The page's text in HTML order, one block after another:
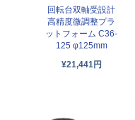
回転台双軸受設計
高精度微調整プラ
ットフォーム C36-
125 φ125mm
¥21,441円